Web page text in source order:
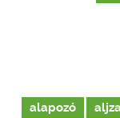
alapozó